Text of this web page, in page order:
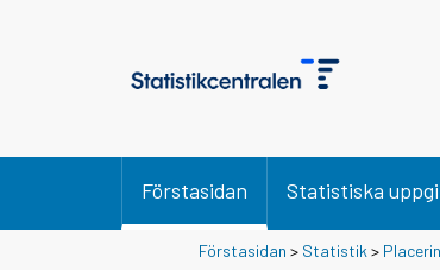
Förstasidan Statistiska
Förstasidan > Statistik >